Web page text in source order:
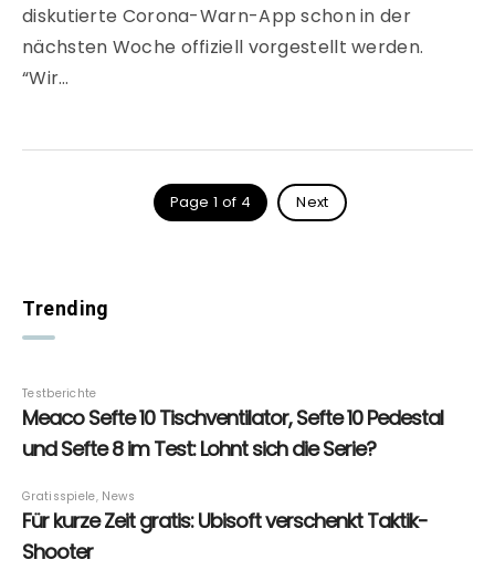
diskutierte Corona-Warn-App schon in der
nächsten Woche offiziell vorgestellt werden.
“Wir…
Page 1 of 4 Next
Trending